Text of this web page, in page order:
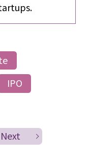
IPO
Next